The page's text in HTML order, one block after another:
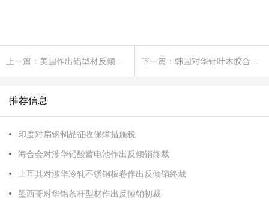
推荐信息
印度对扁钢制品征收保障措施税
海合会对涉华铅酸蓄电池作出反倾销终裁
土耳其对涉华冷轧不锈钢板卷作出反倾销终裁
墨西哥对华铝条杆型材作出反倾销初裁